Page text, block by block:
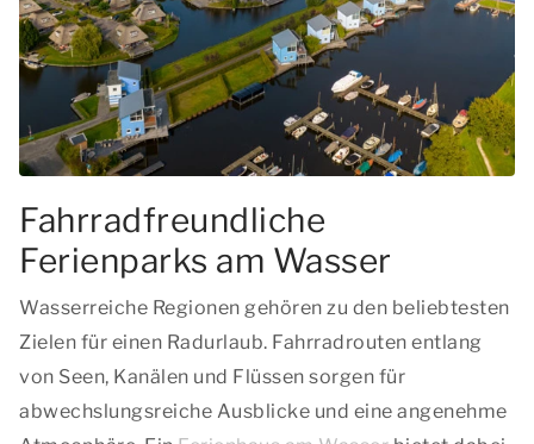
Fahrradfreundliche
Ferienparks am Wasser
Wasserreiche Regionen gehören zu den beliebtesten
Zielen für einen Radurlaub. Fahrradrouten entlang
von Seen, Kanälen und Flüssen sorgen für
abwechslungsreiche Ausblicke und eine angenehme